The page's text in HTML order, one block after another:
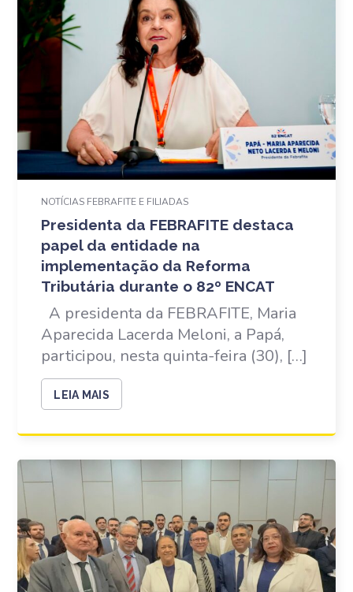
NOTÍCIAS FEBRAFITE E FILIADAS
Presidenta da FEBRAFITE destaca
papel da entidade na
implementação da Reforma
Tributária durante o 82º ENCAT
A presidenta da FEBRAFITE, Maria
Aparecida Lacerda Meloni, a Papá,
participou, nesta quinta-feira (30), […]
LEIA MAIS